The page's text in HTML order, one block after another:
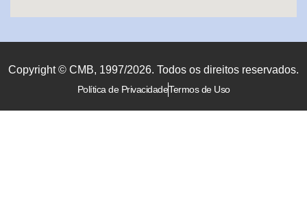
Copyright © CMB, 1997/2026. Todos os direitos reservados.
Política de PrivacidadeTermos de Uso